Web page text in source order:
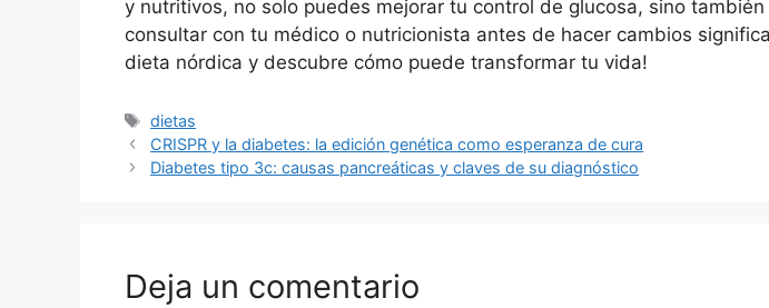
y nutritivos, no solo puedes mejorar tu control de glucosa, sino
consultar con tu médico o nutricionista antes de hacer cambios
dieta nórdica y descubre cómo puede transformar tu vida!
Etiquetas
dietas
CRISPR y la diabetes: la edición genética como esperanza de cura
Diabetes tipo 3c: causas pancreáticas y claves de su diagnóstico
Deja un comentario